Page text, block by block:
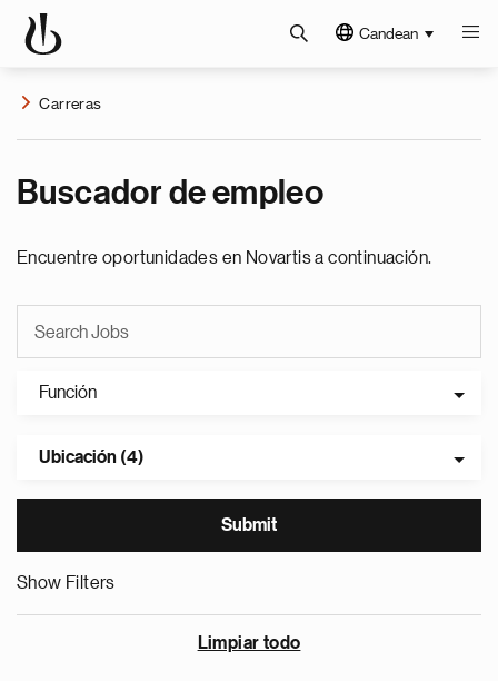
Candean
Carreras
Buscador de empleo
Encuentre oportunidades en Novartis a continuación.
Función
Ubicación (4)
Show Filters
Limpiar todo